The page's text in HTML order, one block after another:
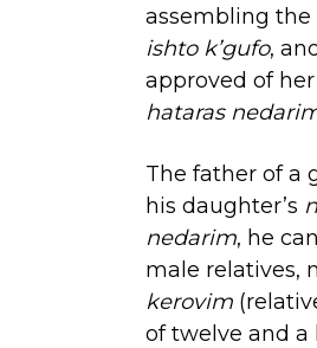
assembling the
ishto k’gufo,
approved of her
hataras
The father of a
his daughter’s
nedarim, he
male relatives,
kerovim
of twelve and a